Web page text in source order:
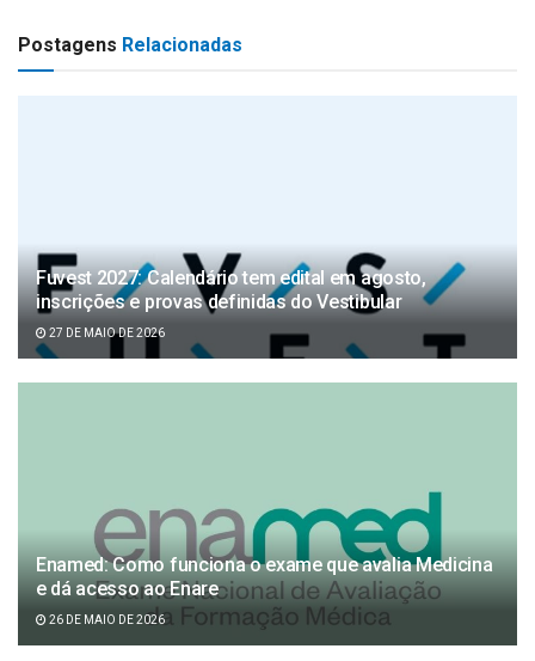
Postagens Relacionadas
Fuvest 2027: Calendário tem edital em agosto,
inscrições e provas definidas do Vestibular
27 DE MAIO DE 2026
Enamed: Como funciona o exame que avalia Medicina
e dá acesso ao Enare
26 DE MAIO DE 2026